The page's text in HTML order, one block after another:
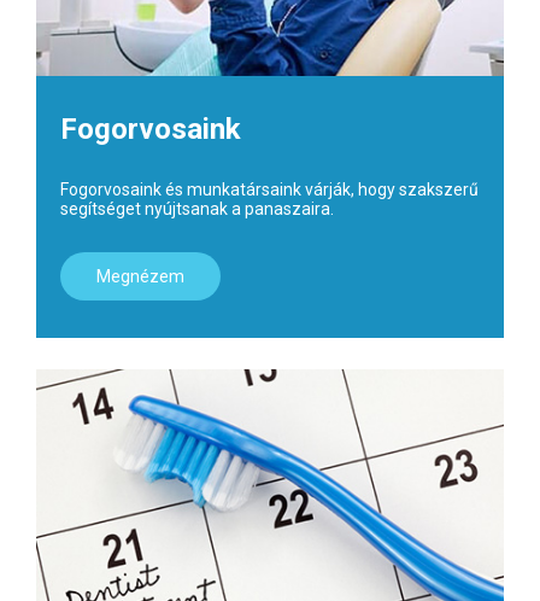
Fogorvosaink
Fogorvosaink és munkatársaink várják, hogy szakszerű
segítséget nyújtsanak a panaszaira.
Megnézem